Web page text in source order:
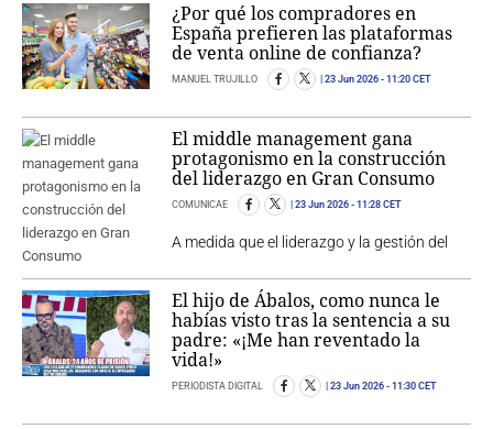
¿Por qué los compradores en
España prefieren las plataformas
de venta online de confianza?
MANUEL TRUJILLO 23 Jun 2026 - 11:20 CET
El middle management gana
protagonismo en la construcción
del liderazgo en Gran Consumo
COMUNICAE 23 Jun 2026 - 11:28 CET
A medida que el liderazgo y la gestión del
El hijo de Ábalos, como nunca le
habías visto tras la sentencia a su
padre: «¡Me han reventado la
vida!»
PERIODISTA DIGITAL 23 Jun 2026 - 11:30 CET